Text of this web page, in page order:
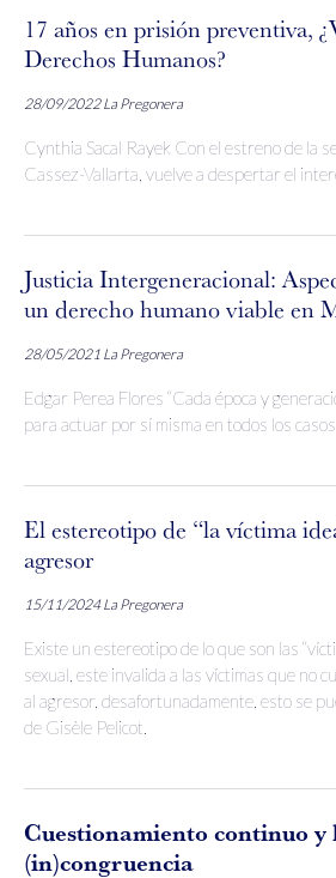
17 años en prisión preventiva,
Derechos Humanos?
28/09/2022 La Pregonera
Cynthia Sacal Rayek Con el estreno de la
Cassez-Vallarta, vuelve a despertar el
Justicia Intergeneracional:
un derecho humano viable en
28/05/2021 La Pregonera
Edgar Perea Flores “Cada época y
para actuar por sí misma en todos los
El estereotipo de “la víctima
agresor
15/11/2024 La Pregonera
Existe un estereotipo de lo que son las
sexual, este invalida a las víctimas que no
al agresor, desafortunadamente, esto se
de Gisèle Pelicot.
Cuestionamiento continuo y
(in)congruencia